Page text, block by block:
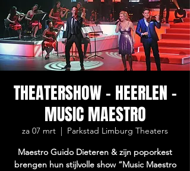
THEATERSHOW - HEERLEN -
MUSIC MAESTRO
za 07 mrt
  |
Parkstad Limburg Theaters
Maestro Guido Dieteren & zijn poporkest
brengen hun stijlvolle show “Music Maestro